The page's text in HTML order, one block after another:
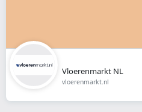
Vloerenmarkt NL
vloerenmarkt.nl